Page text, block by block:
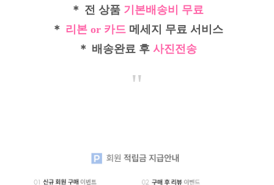
＊ 전 상품 기본배송비 무료
＊ 리본 or 카드 메세지 무료 서비스
＊ 배송완료 후 사진전송
"